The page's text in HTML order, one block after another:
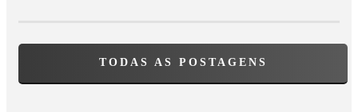
TODAS AS POSTAGENS